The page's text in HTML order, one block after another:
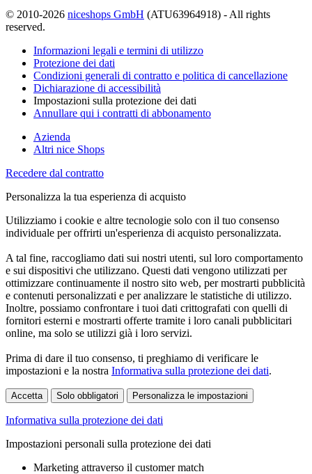
© 2010-2026 niceshops GmbH (ATU63964918) - All rights
reserved.
Informazioni legali e termini di utilizzo
Protezione dei dati
Condizioni generali di contratto e politica di cancellazione
Dichiarazione di accessibilità
Impostazioni sulla protezione dei dati
Annullare qui i contratti di abbonamento
Azienda
Altri nice Shops
Recedere dal contratto
Personalizza la tua esperienza di acquisto
Utilizziamo i cookie e altre tecnologie solo con il tuo consenso
individuale per offrirti un'esperienza di acquisto personalizzata.
A tal fine, raccogliamo dati sui nostri utenti, sul loro comportamento
e sui dispositivi che utilizzano. Questi dati vengono utilizzati per
ottimizzare continuamente il nostro sito web, per mostrarti pubblicità
e contenuti personalizzati e per analizzare le statistiche di utilizzo.
Inoltre, possiamo confrontare i tuoi dati crittografati con quelli di
fornitori esterni e mostrarti offerte tramite i loro canali pubblicitari
online, ma solo se utilizzi già i loro servizi.
Prima di dare il tuo consenso, ti preghiamo di verificare le
impostazioni e la nostra Informativa sulla protezione dei dati.
Accetta Solo obbligatori Personalizza le impostazioni
Informativa sulla protezione dei dati
Impostazioni personali sulla protezione dei dati
Marketing attraverso il customer match